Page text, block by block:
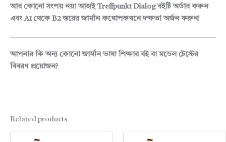
আর কোনো সংশয় নয়! আজই Treffpunkt Dialog বইটি অর্ডার করুন
এবং A1 থেকে B2 স্তরের জার্মান কথোপকথনে দক্ষতা অর্জন করুন!
আপনার কি অন্য কোনো জার্মান ভাষা শিক্ষার বই বা মডেল টেস্টের
বিবরণ প্রয়োজন?
Related products